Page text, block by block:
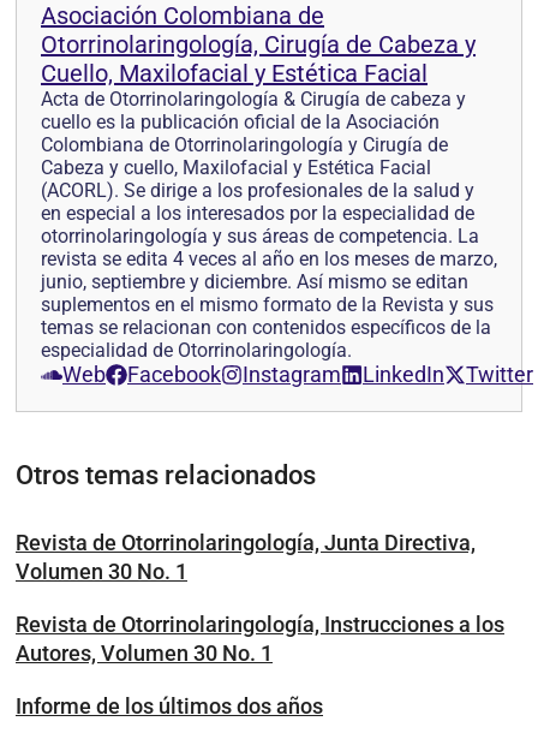
Asociación Colombiana de
Otorrinolaringología, Cirugía de Cabeza y
Cuello, Maxilofacial y Estética Facial
Acta de Otorrinolaringología & Cirugía de cabeza y
cuello es la publicación oficial de la Asociación
Colombiana de Otorrinolaringología y Cirugía de
Cabeza y cuello, Maxilofacial y Estética Facial
(ACORL). Se dirige a los profesionales de la salud y
en especial a los interesados por la especialidad de
otorrinolaringología y sus áreas de competencia. La
revista se edita 4 veces al año en los meses de marzo,
junio, septiembre y diciembre. Así mismo se editan
suplementos en el mismo formato de la Revista y sus
temas se relacionan con contenidos específicos de la
especialidad de Otorrinolaringología.
Web Facebook Instagram LinkedIn Twitter
Otros temas relacionados
Revista de Otorrinolaringología, Junta Directiva,
Volumen 30 No. 1
Revista de Otorrinolaringología, Instrucciones a los
Autores, Volumen 30 No. 1
Informe de los últimos dos años